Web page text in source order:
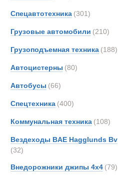
Спецавтотехника (301)
Грузовые автомобили (210)
Грузоподъемная техника (188)
Автоцистерны (80)
Автобусы (66)
Спецтехника (400)
Коммунальная техника (108)
Вездеходы BAE Hagglunds Bv
(32)
Внедорожники джипы 4х4 (79)